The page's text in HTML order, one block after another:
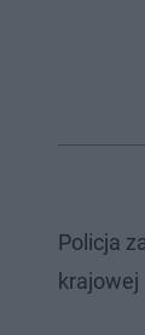
Policja